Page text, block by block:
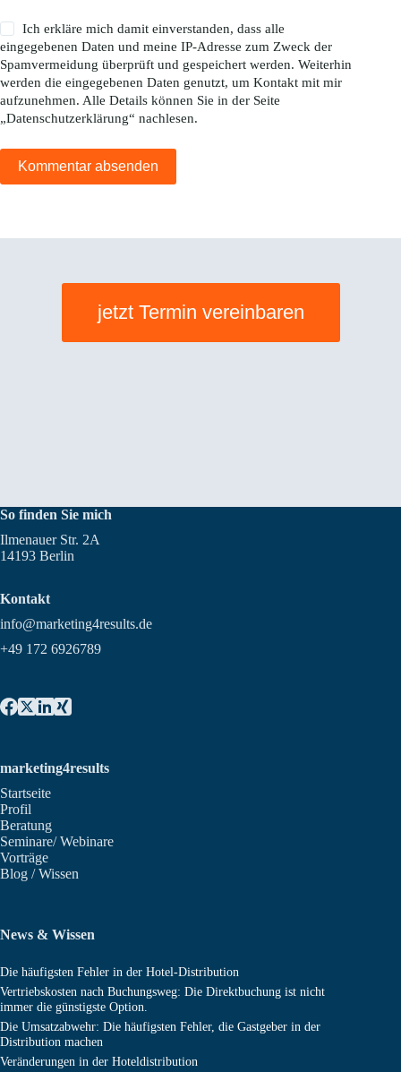
Ich erkläre mich damit einverstanden, dass alle
eingegebenen Daten und meine IP-Adresse zum Zweck der
Spamvermeidung überprüft und gespeichert werden. Weiterhin
werden die eingegebenen Daten genutzt, um Kontakt mit mir
aufzunehmen. Alle Details können Sie in der Seite
„Datenschutzerklärung“ nachlesen.
Kommentar absenden
jetzt Termin vereinbaren
So finden Sie mich
Ilmenauer Str. 2A
14193 Berlin
Kontakt
info@marketing4results.de
+49 172 6926789
marketing4results
Startseite
Profil
Beratung
Seminare/ Webinare
Vorträge
Blog / Wissen
News & Wissen
Die häufigsten Fehler in der Hotel-Distribution
Vertriebskosten nach Buchungsweg: Die Direktbuchung ist nicht
immer die günstigste Option.
Die Umsatzabwehr: Die häufigsten Fehler, die Gastgeber in der
Distribution machen
Veränderungen in der Hoteldistribution